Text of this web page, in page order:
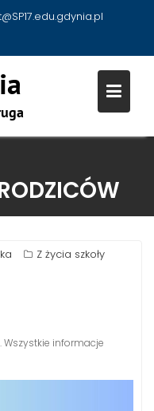
Z życia szkoły
informacje